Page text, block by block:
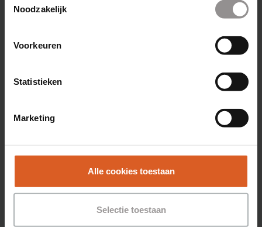
Noodzakelijk
Voorkeuren
Statistieken
Marketing
Alle cookies toestaan
Selectie toestaan
Student Guide: Deze studenten
impact met hun bijbaan